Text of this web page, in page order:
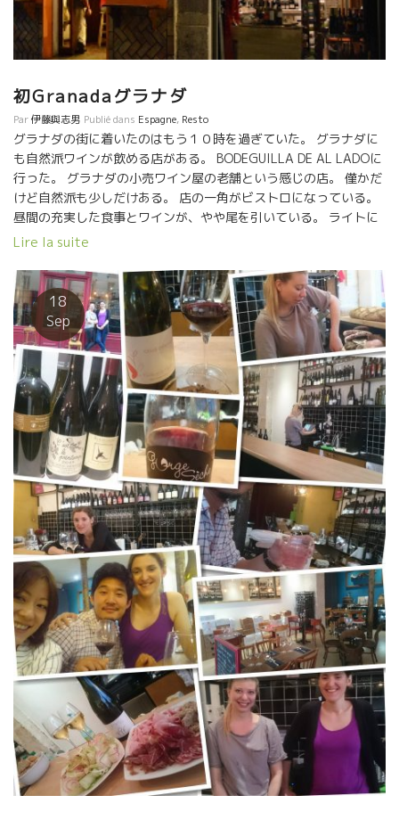
初Granadaグラナダ
Par伊藤與志男 Publié dans Espagne, Resto
グラナダの街に着いたのはもう１０時を過ぎていた。 グラナダに
も自然派ワインが飲める店がある。 BODEGUILLA DE AL LADOに
行った。 グラナダの小売ワイン屋の老舗という感じの店。 僅かだ
けど自然派も少しだけある。 店の一角がビストロになっている。
昼間の充実した食事とワインが、やや尾を引いている。 ライトに
済ませた。 カウンターが主体の店。簡単なツマミでワインをあお
いている。 ここグラナダは次回の楽しみに残して置くことにしよ
う。 早目に店を後にした。 グラナダの街は美しかった。
Lire la suite
18
Sep